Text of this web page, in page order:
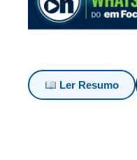
Ler Resumo